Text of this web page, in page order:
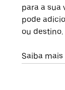
para a sua
pode
ou destino.
Saiba